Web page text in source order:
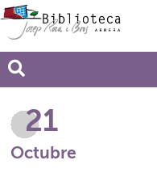
21
Octubre